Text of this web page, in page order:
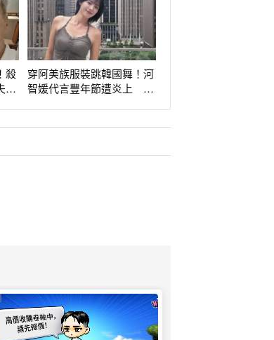
殺
開
穿阿美族服裝跳韓國舞！河
智媛代言豐年節遭炎上 公